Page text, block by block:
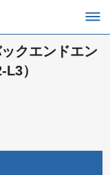
クエンドエン
）